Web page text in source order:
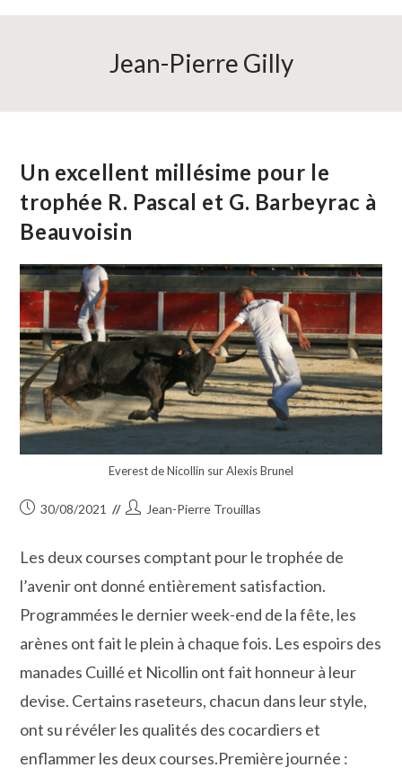
Jean-Pierre Gilly
Un excellent millésime pour le
trophée R. Pascal et G. Barbeyrac à
Beauvoisin
Everest de Nicollin sur Alexis Brunel
Publication
30/08/2021
Auteur/autrice
publication :
Jean-Pierre Trouillas
Les deux courses comptant pour le trophée de
l’avenir ont donné entièrement satisfaction.
Programmées le dernier week-end de la fête, les
arènes ont fait le plein à chaque fois. Les espoirs des
manades Cuillé et Nicollin ont fait honneur à leur
devise. Certains raseteurs, chacun dans leur style,
ont su révéler les qualités des cocardiers et
enflammer les deux courses.Première journée :